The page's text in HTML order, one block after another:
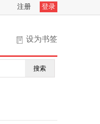
注册 登录
设为书签
搜索